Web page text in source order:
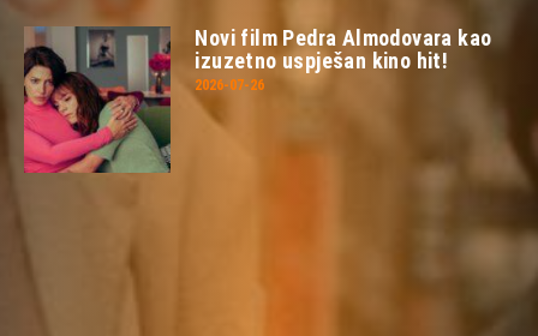
Novi film Pedra Almodovara kao
izuzetno uspješan kino hit!
2026-07-26